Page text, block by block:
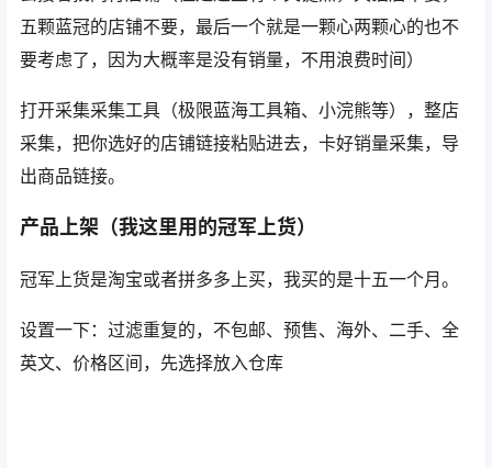
五颗蓝冠的店铺不要，最后一个就是一颗心两颗心的也不
要考虑了，因为大概率是没有销量，不用浪费时间）
打开采集采集工具（极限蓝海工具箱、小浣熊等），整店
采集，把你选好的店铺链接粘贴进去，卡好销量采集，导
出商品链接。
产品上架（我这里用的冠军上货）
冠军上货是淘宝或者拼多多上买，我买的是十五一个月。
设置一下：过滤重复的，不包邮、预售、海外、二手、全
英文、价格区间，先选择放入仓库